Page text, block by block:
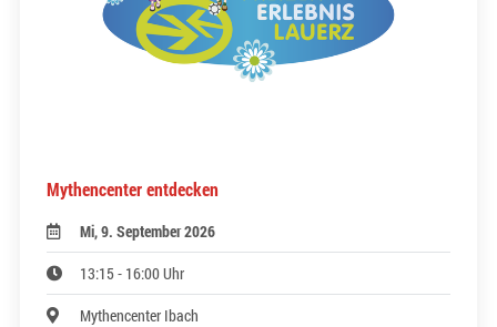
Mythencenter entdecken
Mi, 9. September 2026
13:15 - 16:00 Uhr
Mythencenter Ibach